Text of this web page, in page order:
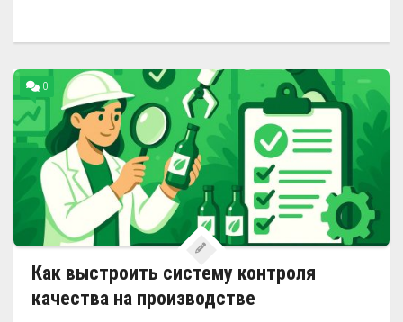
0
Как выстроить систему контроля
качества на производстве